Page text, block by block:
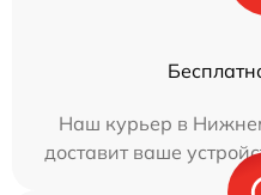
Наш курьер в
доставит ваше